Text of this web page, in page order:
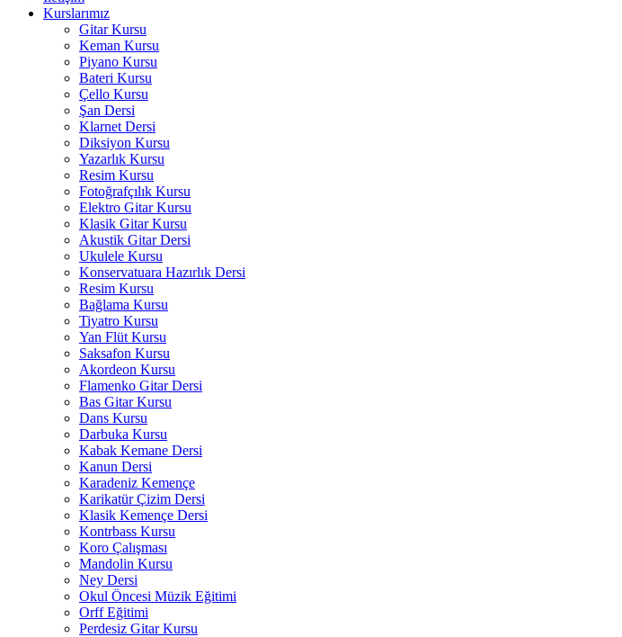
Kurslarımız
Gitar Kursu
Keman Kursu
Piyano Kursu
Bateri Kursu
Çello Kursu
Şan Dersi
Klarnet Dersi
Diksiyon Kursu
Yazarlık Kursu
Resim Kursu
Fotoğrafçılık Kursu
Elektro Gitar Kursu
Klasik Gitar Kursu
Akustik Gitar Dersi
Ukulele Kursu
Konservatuara Hazırlık Dersi
Resim Kursu
Bağlama Kursu
Tiyatro Kursu
Yan Flüt Kursu
Saksafon Kursu
Akordeon Kursu
Flamenko Gitar Dersi
Bas Gitar Kursu
Dans Kursu
Darbuka Kursu
Kabak Kemane Dersi
Kanun Dersi
Karadeniz Kemençe
Karikatür Çizim Dersi
Klasik Kemençe Dersi
Kontrbass Kursu
Koro Çalışması
Mandolin Kursu
Ney Dersi
Okul Öncesi Müzik Eğitimi
Orff Eğitimi
Perdesiz Gitar Kursu